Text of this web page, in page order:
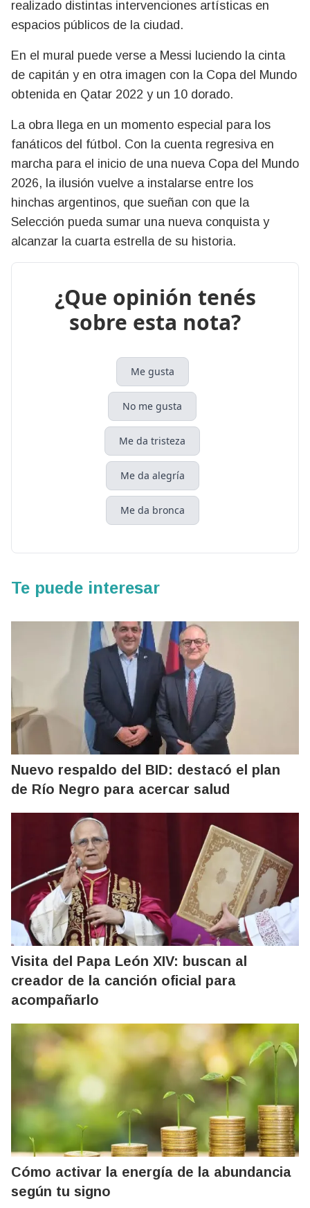
realizado distintas intervenciones artísticas en
espacios públicos de la ciudad.
En el mural puede verse a Messi luciendo la cinta
de capitán y en otra imagen con la Copa del Mundo
obtenida en Qatar 2022 y un 10 dorado.
La obra llega en un momento especial para los
fanáticos del fútbol. Con la cuenta regresiva en
marcha para el inicio de una nueva Copa del Mundo
2026, la ilusión vuelve a instalarse entre los
hinchas argentinos, que sueñan con que la
Selección pueda sumar una nueva conquista y
alcanzar la cuarta estrella de su historia.
¿Que opinión tenés
sobre esta nota?
Me gusta
No me gusta
Me da tristeza
Me da alegría
Me da bronca
Te puede interesar
Nuevo respaldo del BID: destacó el plan
de Río Negro para acercar salud
Visita del Papa León XIV: buscan al
creador de la canción oficial para
acompañarlo
Cómo activar la energía de la abundancia
según tu signo